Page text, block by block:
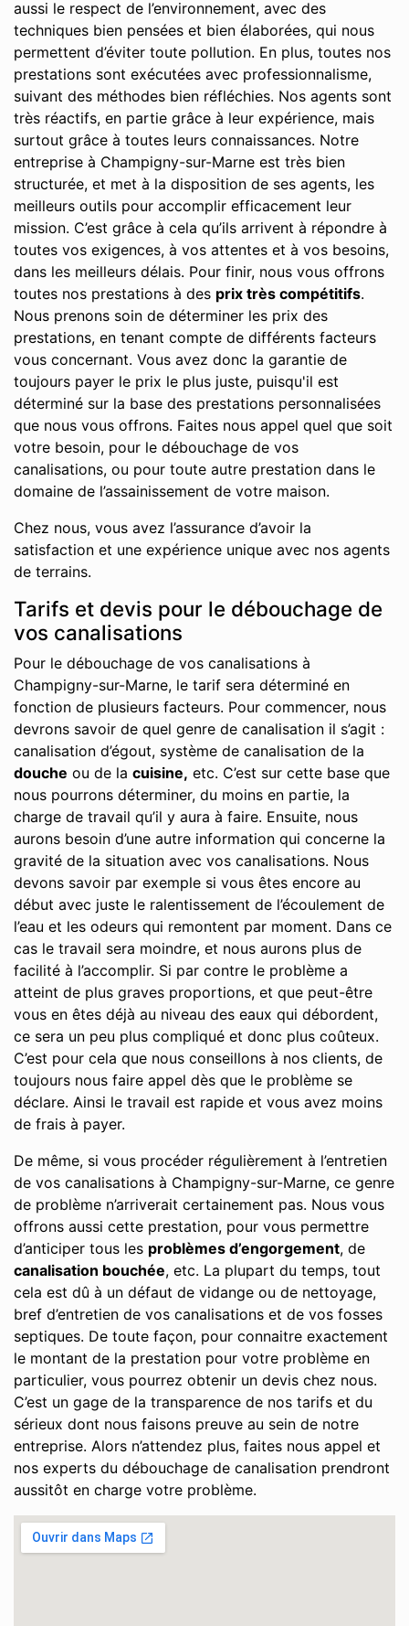
aussi le respect de l’environnement, avec des
techniques bien pensées et bien élaborées, qui nous
permettent d’éviter toute pollution. En plus, toutes nos
prestations sont exécutées avec professionnalisme,
suivant des méthodes bien réfléchies. Nos agents sont
très réactifs, en partie grâce à leur expérience, mais
surtout grâce à toutes leurs connaissances. Notre
entreprise à Champigny-sur-Marne est très bien
structurée, et met à la disposition de ses agents, les
meilleurs outils pour accomplir efficacement leur
mission. C’est grâce à cela qu’ils arrivent à répondre à
toutes vos exigences, à vos attentes et à vos besoins,
dans les meilleurs délais. Pour finir, nous vous offrons
toutes nos prestations à des prix très compétitifs.
Nous prenons soin de déterminer les prix des
prestations, en tenant compte de différents facteurs
vous concernant. Vous avez donc la garantie de
toujours payer le prix le plus juste, puisqu'il est
déterminé sur la base des prestations personnalisées
que nous vous offrons. Faites nous appel quel que soit
votre besoin, pour le débouchage de vos
canalisations, ou pour toute autre prestation dans le
domaine de l’assainissement de votre maison.
Chez nous, vous avez l’assurance d’avoir la
satisfaction et une expérience unique avec nos agents
de terrains.
Tarifs et devis pour le débouchage de
vos canalisations
Pour le débouchage de vos canalisations à
Champigny-sur-Marne, le tarif sera déterminé en
fonction de plusieurs facteurs. Pour commencer, nous
devrons savoir de quel genre de canalisation il s’agit :
canalisation d’égout, système de canalisation de la
douche ou de la cuisine, etc. C’est sur cette base que
nous pourrons déterminer, du moins en partie, la
charge de travail qu’il y aura à faire. Ensuite, nous
aurons besoin d’une autre information qui concerne la
gravité de la situation avec vos canalisations. Nous
devons savoir par exemple si vous êtes encore au
début avec juste le ralentissement de l’écoulement de
l’eau et les odeurs qui remontent par moment. Dans ce
cas le travail sera moindre, et nous aurons plus de
facilité à l’accomplir. Si par contre le problème a
atteint de plus graves proportions, et que peut-être
vous en êtes déjà au niveau des eaux qui débordent,
ce sera un peu plus compliqué et donc plus coûteux.
C’est pour cela que nous conseillons à nos clients, de
toujours nous faire appel dès que le problème se
déclare. Ainsi le travail est rapide et vous avez moins
de frais à payer.
De même, si vous procéder régulièrement à l’entretien
de vos canalisations à Champigny-sur-Marne, ce genre
de problème n’arriverait certainement pas. Nous vous
offrons aussi cette prestation, pour vous permettre
d’anticiper tous les problèmes d’engorgement, de
canalisation bouchée, etc. La plupart du temps, tout
cela est dû à un défaut de vidange ou de nettoyage,
bref d’entretien de vos canalisations et de vos fosses
septiques. De toute façon, pour connaitre exactement
le montant de la prestation pour votre problème en
particulier, vous pourrez obtenir un devis chez nous.
C’est un gage de la transparence de nos tarifs et du
sérieux dont nous faisons preuve au sein de notre
entreprise. Alors n’attendez plus, faites nous appel et
nos experts du débouchage de canalisation prendront
aussitôt en charge votre problème.